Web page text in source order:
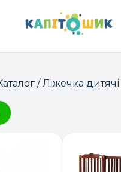
ПОШУК ТОВАРІВ:
/ Ліжечка дитячі